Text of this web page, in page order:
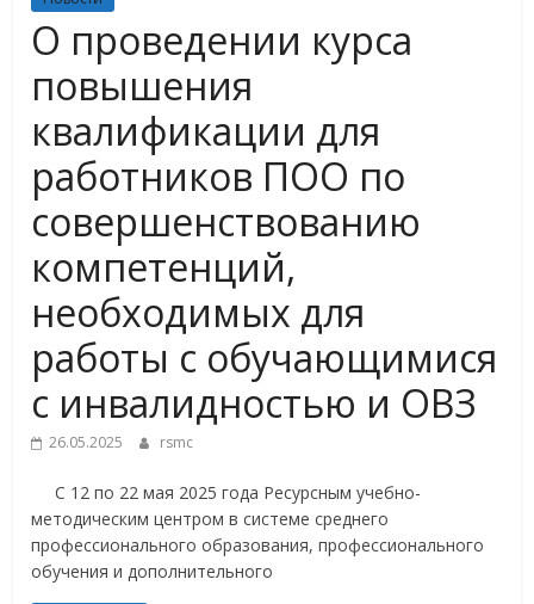
О проведении курса
повышения
квалификации для
работников ПОО по
совершенствованию
компетенций,
необходимых для
работы с обучающимися
с инвалидностью и ОВЗ
26.05.2025 rsmc
С 12 по 22 мая 2025 года Ресурсным учебно-
методическим центром в системе среднего
профессионального образования, профессионального
обучения и дополнительного